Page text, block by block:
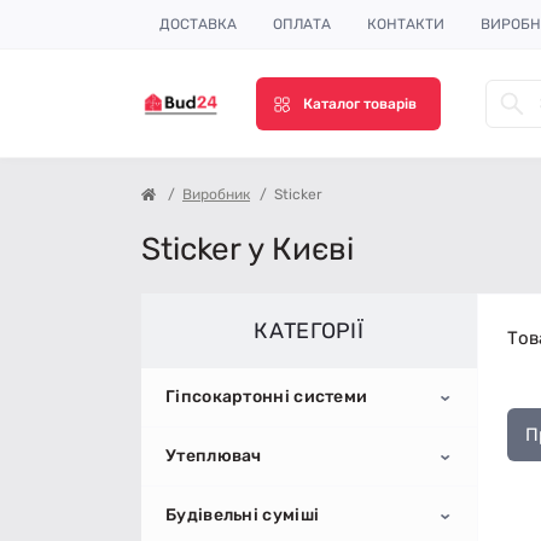
ДОСТАВКА ОПЛАТА КОНТАКТИ
Каталог товарів
Виробник Sticker
Sticker у Києві
КАТЕГОРІЇ
Гіпсокартонні системи
Гіпсокартон
Стельовий гіпсокартон
Профіль для гіпсокартону
Утеплювач
Пінопласт
Будівельні суміші